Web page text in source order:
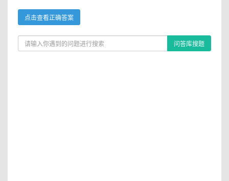
点击查看正确答案
问答库搜题